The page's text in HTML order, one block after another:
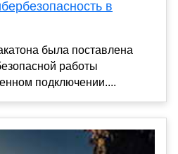
в
была поставлена
работы
подключении....